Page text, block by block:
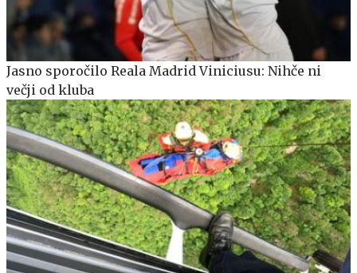
Jasno sporočilo Reala Madrid Viniciusu: Nihče ni
večji od kluba